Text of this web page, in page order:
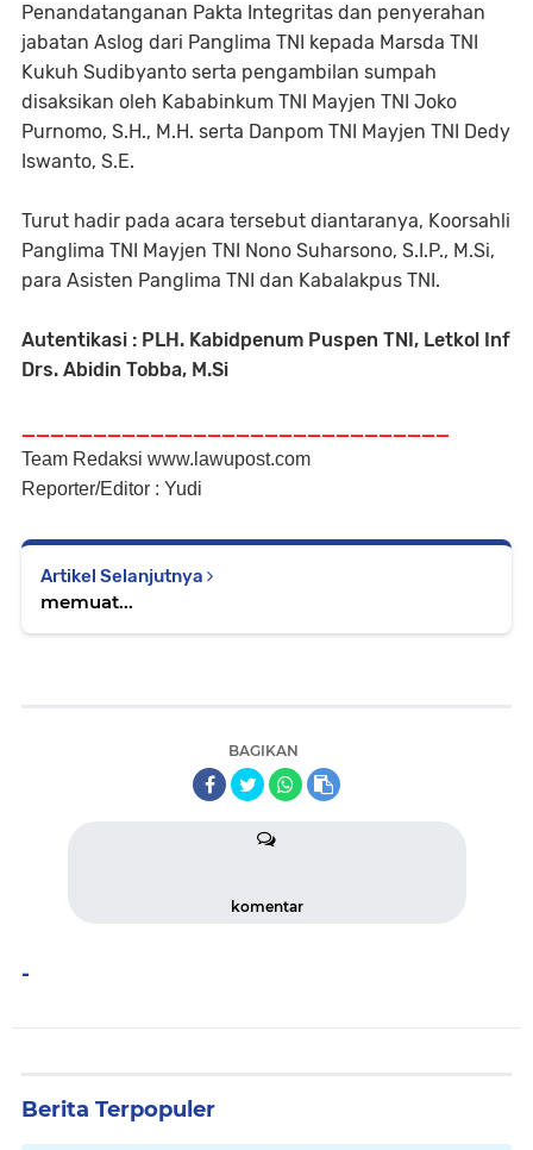
Penandatanganan Pakta Integritas dan penyerahan
jabatan Aslog dari Panglima TNI kepada Marsda TNI
Kukuh Sudibyanto serta pengambilan sumpah
disaksikan oleh Kababinkum TNI Mayjen TNI Joko
Purnomo, S.H., M.H. serta Danpom TNI Mayjen TNI Dedy
Iswanto, S.E.
Turut hadir pada acara tersebut diantaranya, Koorsahli
Panglima TNI Mayjen TNI Nono Suharsono, S.I.P., M.Si,
para Asisten Panglima TNI dan Kabalakpus TNI.
Autentikasi : PLH. Kabidpenum Puspen TNI, Letkol Inf
Drs. Abidin Tobba, M.Si
______________________________
Team Redaksi www.lawupost.com
Reporter/Editor : Yudi
Artikel Selanjutnya
memuat...
BAGIKAN
komentar
-
Berita Terpopuler